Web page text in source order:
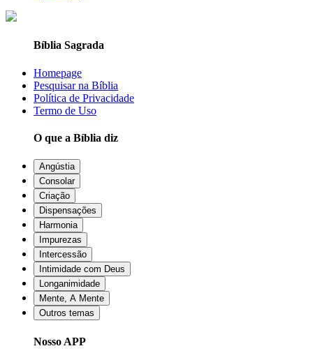
Bíblia Sagrada
Homepage
Pesquisar na Bíblia
Política de Privacidade
Termo de Uso
O que a Bíblia diz
Angústia
Consolar
Criação
Dispensações
Harmonia
Impurezas
Intercessão
Intimidade com Deus
Longanimidade
Mente, A Mente
Outros temas
Nosso APP